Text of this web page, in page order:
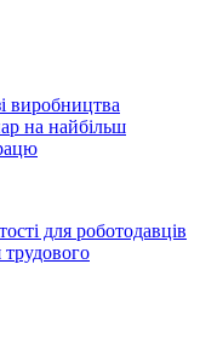
виробництва
на найбільш
для роботодавців